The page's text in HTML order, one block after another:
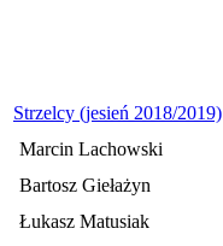
Strzelcy (jesień 2018/2019)
Marcin Lachowski
Bartosz Giełażyn
Łukasz Matusiak